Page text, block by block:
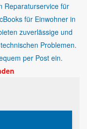
Reparaturservice für
für Einwohner in
zuverlässige und
Problemen.
per Post ein.